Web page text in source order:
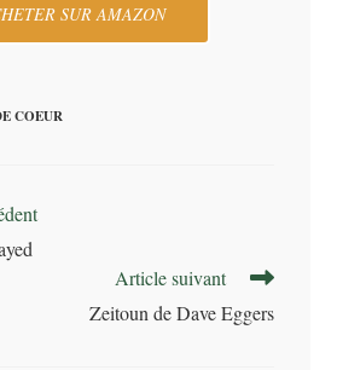
SUR AMAZON
COEUR
Article suivant
Zeitoun de Dave Eggers